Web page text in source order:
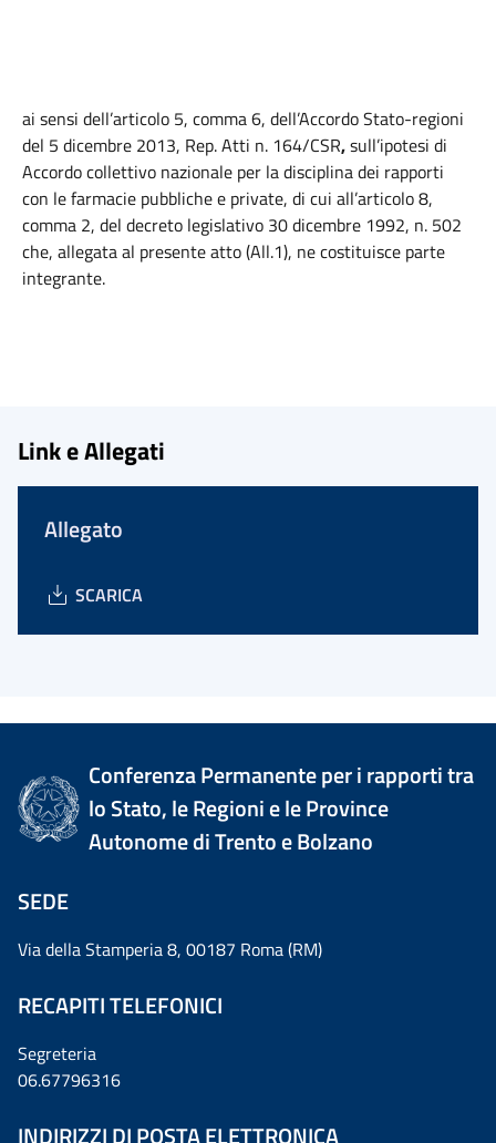
ai sensi dell’articolo 5, comma 6, dell’Accordo Stato-regioni
del 5 dicembre 2013, Rep. Atti n. 164/CSR,sull’ipotesi di
Accordo collettivo nazionale per la disciplina dei rapporti
con le farmacie pubbliche e private, di cui all’articolo 8,
comma 2, del decreto legislativo 30 dicembre 1992, n. 502
che, allegata al presente atto (All.1), ne costituisce parte
integrante.
Link e Allegati
Allegato
SCARICA
Conferenza Permanente per i rapporti tra
lo Stato, le Regioni e le Province
Autonome di Trento e Bolzano
SEDE
Via della Stamperia 8, 00187 Roma (RM)
RECAPITI TELEFONICI
Segreteria
06.67796316
INDIRIZZI DI POSTA ELETTRONICA